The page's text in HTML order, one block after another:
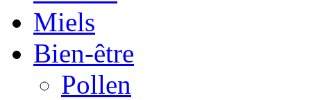
Miels
Bien-être
Pollen